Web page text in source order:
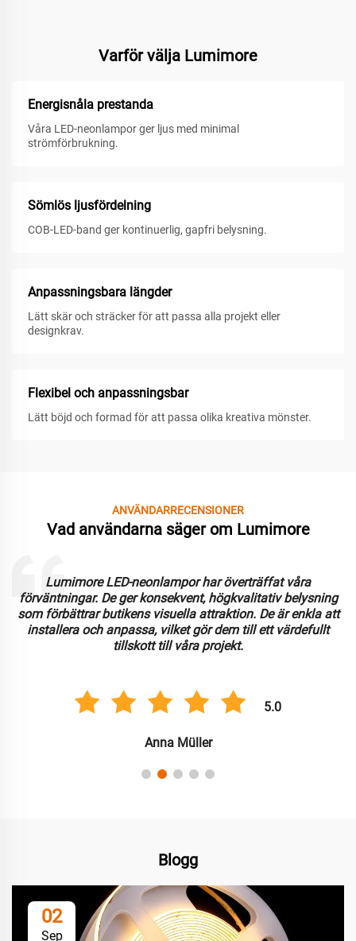
Varför välja Lumimore
Energisnåla prestanda
Våra LED-neonlampor ger ljus med minimal
strömförbrukning.
Sömlös ljusfördelning
COB-LED-band ger kontinuerlig, gapfri belysning.
Anpassningsbara längder
Lätt skär och sträcker för att passa alla projekt eller
designkrav.
Flexibel och anpassningsbar
Lätt böjd och formad för att passa olika kreativa mönster.
ANVÄNDARRECENSIONER
Vad användarna säger om Lumimore
Lumimore LED-neonlampor har överträffat våra
förväntningar. De ger konsekvent, högkvalitativ belysning
som förbättrar butikens visuella attraktion. De är enkla att
installera och anpassa, vilket gör dem till ett värdefullt
tillskott till våra projekt.
5.0
Anna Müller
Blogg
02
Sep